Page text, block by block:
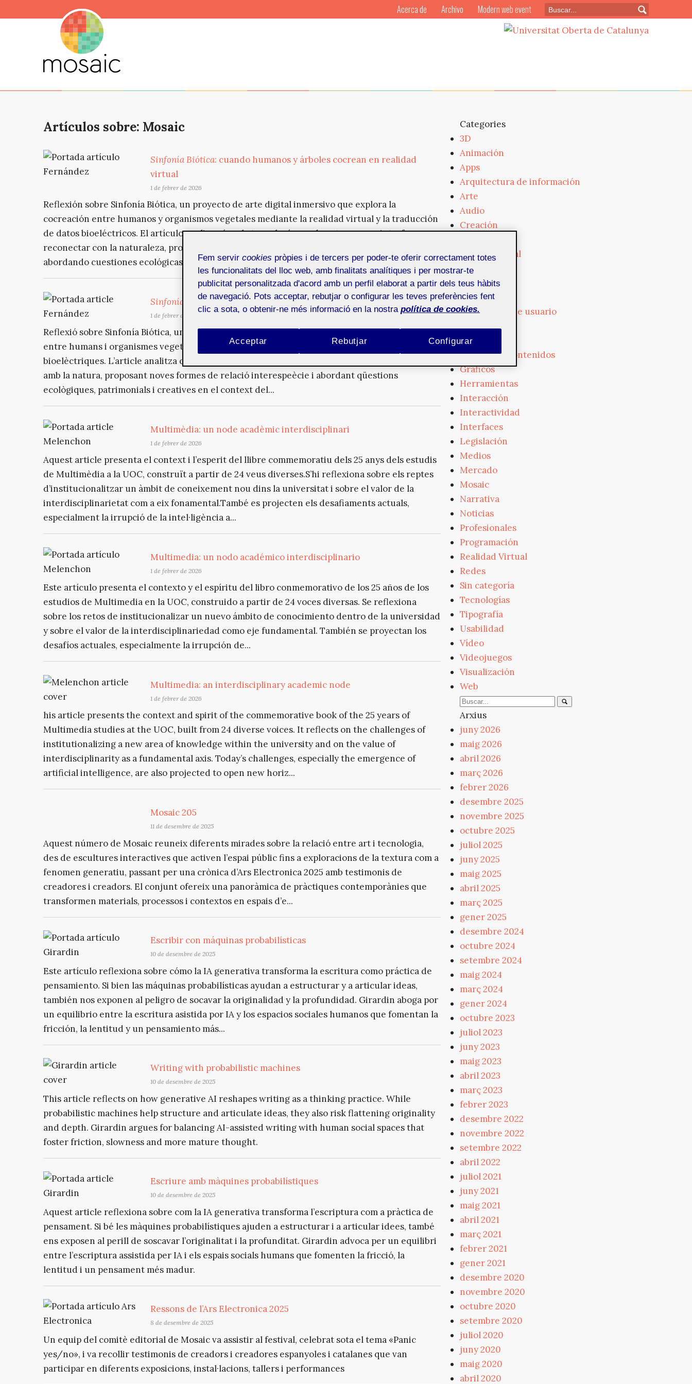
Artículos sobre: Mosaic
Sinfonía Biótica: cuando humanos y árboles cocrean en realidad
virtual
1 de febrer de 2026
Reflexión sobre Sinfonía Biótica, un proyecto de arte digital inmersivo que explora la
cocreación entre humanos y organismos vegetales mediante la realidad virtual y la traducción
de datos bioeléctricos. El artículo analiza cómo la tecnología puede actuar como interfaz para
reconectar con la naturaleza, proponiendo nuevas formas de relación interespecie y
abordando cuestiones ecológicas, patrimoniales y creativas en...
Sinfonía Biótica: quan humans i arbres cocreen en realitat virtual
1 de febrer de 2026
Reflexió sobre Sinfonía Biótica, un projecte d’art digital immersiu que explora la cocreació
entre humans i organismes vegetals mitjançant la realitat virtual i la traducció de dades
bioelèctriques. L’article analitza com la tecnologia pot actuar com a interfície per reconnectar
amb la natura, proposant noves formes de relació interespeècie i abordant qüestions
ecològiques, patrimonials i creatives en el context del...
Multimèdia: un node acadèmic interdisciplinari
1 de febrer de 2026
Aquest article presenta el context i l’esperit del llibre commemoratiu dels 25 anys dels estudis
de Multimèdia a la UOC, construït a partir de 24 veus diverses.S’hi reflexiona sobre els reptes
d’institucionalitzar un àmbit de coneixement nou dins la universitat i sobre el valor de la
interdisciplinarietat com a eix fonamental.També es projecten els desafiaments actuals,
especialment la irrupció de la intel·ligència a...
Multimedia: un nodo académico interdisciplinario
1 de febrer de 2026
Este artículo presenta el contexto y el espíritu del libro conmemorativo de los 25 años de los
estudios de Multimedia en la UOC, construido a partir de 24 voces diversas. Se reflexiona
sobre los retos de institucionalizar un nuevo ámbito de conocimiento dentro de la universidad
y sobre el valor de la interdisciplinariedad como eje fundamental. También se proyectan los
desafíos actuales, especialmente la irrupción de...
Multimedia: an interdisciplinary academic node
1 de febrer de 2026
his article presents the context and spirit of the commemorative book of the 25 years of
Multimedia studies at the UOC, built from 24 diverse voices. It reflects on the challenges of
institutionalizing a new area of knowledge within the university and on the value of
interdisciplinarity as a fundamental axis. Today’s challenges, especially the emergence of
artificial intelligence, are also projected to open new horiz...
Mosaic 205
11 de desembre de 2025
Aquest número de Mosaic reuneix diferents mirades sobre la relació entre art i tecnologia,
des de escultures interactives que activen l’espai públic fins a exploracions de la textura com a
fenomen generatiu, passant per una crònica d’Ars Electronica 2025 amb testimonis de
creadores i creadors. El conjunt ofereix una panoràmica de pràctiques contemporànies que
transformen materials, processos i contextos en espais d’e...
Escribir con máquinas probabilísticas
10 de desembre de 2025
Este artículo reflexiona sobre cómo la IA generativa transforma la escritura como práctica de
pensamiento. Si bien las máquinas probabilísticas ayudan a estructurar y a articular ideas,
también nos exponen al peligro de socavar la originalidad y la profundidad. Girardin aboga por
un equilibrio entre la escritura asistida por IA y los espacios sociales humanos que fomentan la
fricción, la lentitud y un pensamiento más...
Writing with probabilistic machines
10 de desembre de 2025
This article reflects on how generative AI reshapes writing as a thinking practice. While
probabilistic machines help structure and articulate ideas, they also risk flattening originality
and depth. Girardin argues for balancing AI-assisted writing with human social spaces that
foster friction, slowness and more mature thought.
Escriure amb màquines probabilístiques
10 de desembre de 2025
Aquest article reflexiona sobre com la IA generativa transforma l’escriptura com a pràctica de
pensament. Si bé les màquines probabilístiques ajuden a estructurar i a articular idees, també
ens exposen al perill de soscavar l’originalitat i la profunditat. Girardin advoca per un equilibri
entre l’escriptura assistida per IA i els espais socials humans que fomenten la fricció, la
lentitud i un pensament més madur.
Ressons de l’Ars Electronica 2025
8 de desembre de 2025
Un equip del comitè editorial de Mosaic va assistir al festival, celebrat sota el tema «Panic
yes/no», i va recollir testimonis de creadors i creadores espanyoles i catalanes que van
participar en diferents exposicions, instal·lacions, tallers i performances
Categories
3D
Animación
Apps
Arquitectura de información
Arte
Audio
Creación
Cultura digital
Diseño
Dispositivos
Empresa
Experiencia de usuario
Formación
Fotografía
Gestión de contenidos
Gráficos
Herramientas
Interacción
Interactividad
Interfaces
Legislación
Medios
Mercado
Mosaic
Narrativa
Noticias
Profesionales
Programación
Realidad Virtual
Redes
Sin categoría
Tecnologías
Tipografía
Usabilidad
Vídeo
Videojuegos
Visualización
Web
Arxius
juny 2026
maig 2026
abril 2026
març 2026
febrer 2026
desembre 2025
novembre 2025
octubre 2025
juliol 2025
juny 2025
maig 2025
abril 2025
març 2025
gener 2025
desembre 2024
octubre 2024
setembre 2024
maig 2024
març 2024
gener 2024
octubre 2023
juliol 2023
juny 2023
maig 2023
abril 2023
març 2023
febrer 2023
desembre 2022
novembre 2022
setembre 2022
abril 2022
juliol 2021
juny 2021
maig 2021
abril 2021
març 2021
febrer 2021
gener 2021
desembre 2020
novembre 2020
octubre 2020
setembre 2020
juliol 2020
juny 2020
maig 2020
abril 2020
Acerca de Archivo Modern web event
Fem servir cookies pròpies i de tercers per poder-te oferir correctament totes
les funcionalitats del lloc web, amb finalitats analítiques i per mostrar-te
publicitat personalitzada d'acord amb un perfil elaborat a partir dels teus hàbits
de navegació. Pots acceptar, rebutjar o configurar les teves preferències fent
clic a sota, o obtenir-ne més informació en la nostra política de cookies.
Rebutjar
Acceptar Configurar